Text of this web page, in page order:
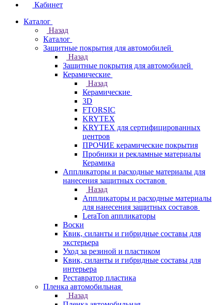
Кабинет
Каталог
Назад
Каталог
Защитные покрытия для автомобилей
Назад
Защитные покрытия для автомобилей
Керамические
Назад
Керамические
3D
FTORSIC
KRYTEX
KRYTEX для сертифицированных
центров
ПРОЧИЕ керамические покрытия
Пробники и рекламные материалы
Керамика
Аппликаторы и расходные материалы для
нанесения защитных составов
Назад
Аппликаторы и расходные материалы
для нанесения защитных составов
LeraTon аппликаторы
Воски
Квик, силанты и гибридные составы для
экстерьера
Уход за резиной и пластиком
Квик, силанты и гибридные составы для
интерьера
Реставратор пластика
Пленка автомобильная
Назад